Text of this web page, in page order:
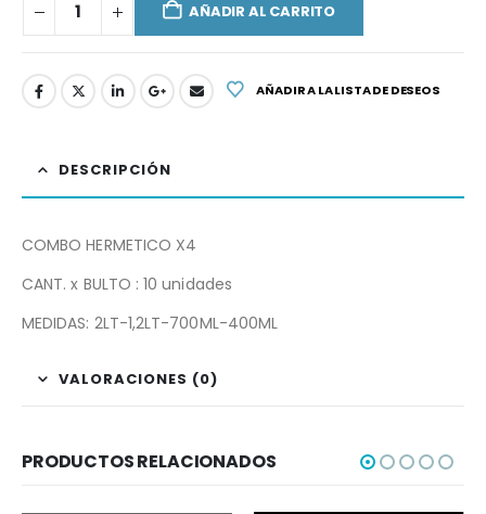
AÑADIR AL CARRITO
AÑADIR A LA LISTA DE DESEOS
DESCRIPCIÓN
COMBO HERMETICO X4
CANT. x BULTO : 10 unidades
MEDIDAS: 2LT-1,2LT-700ML-400ML
VALORACIONES (0)
PRODUCTOS RELACIONADOS